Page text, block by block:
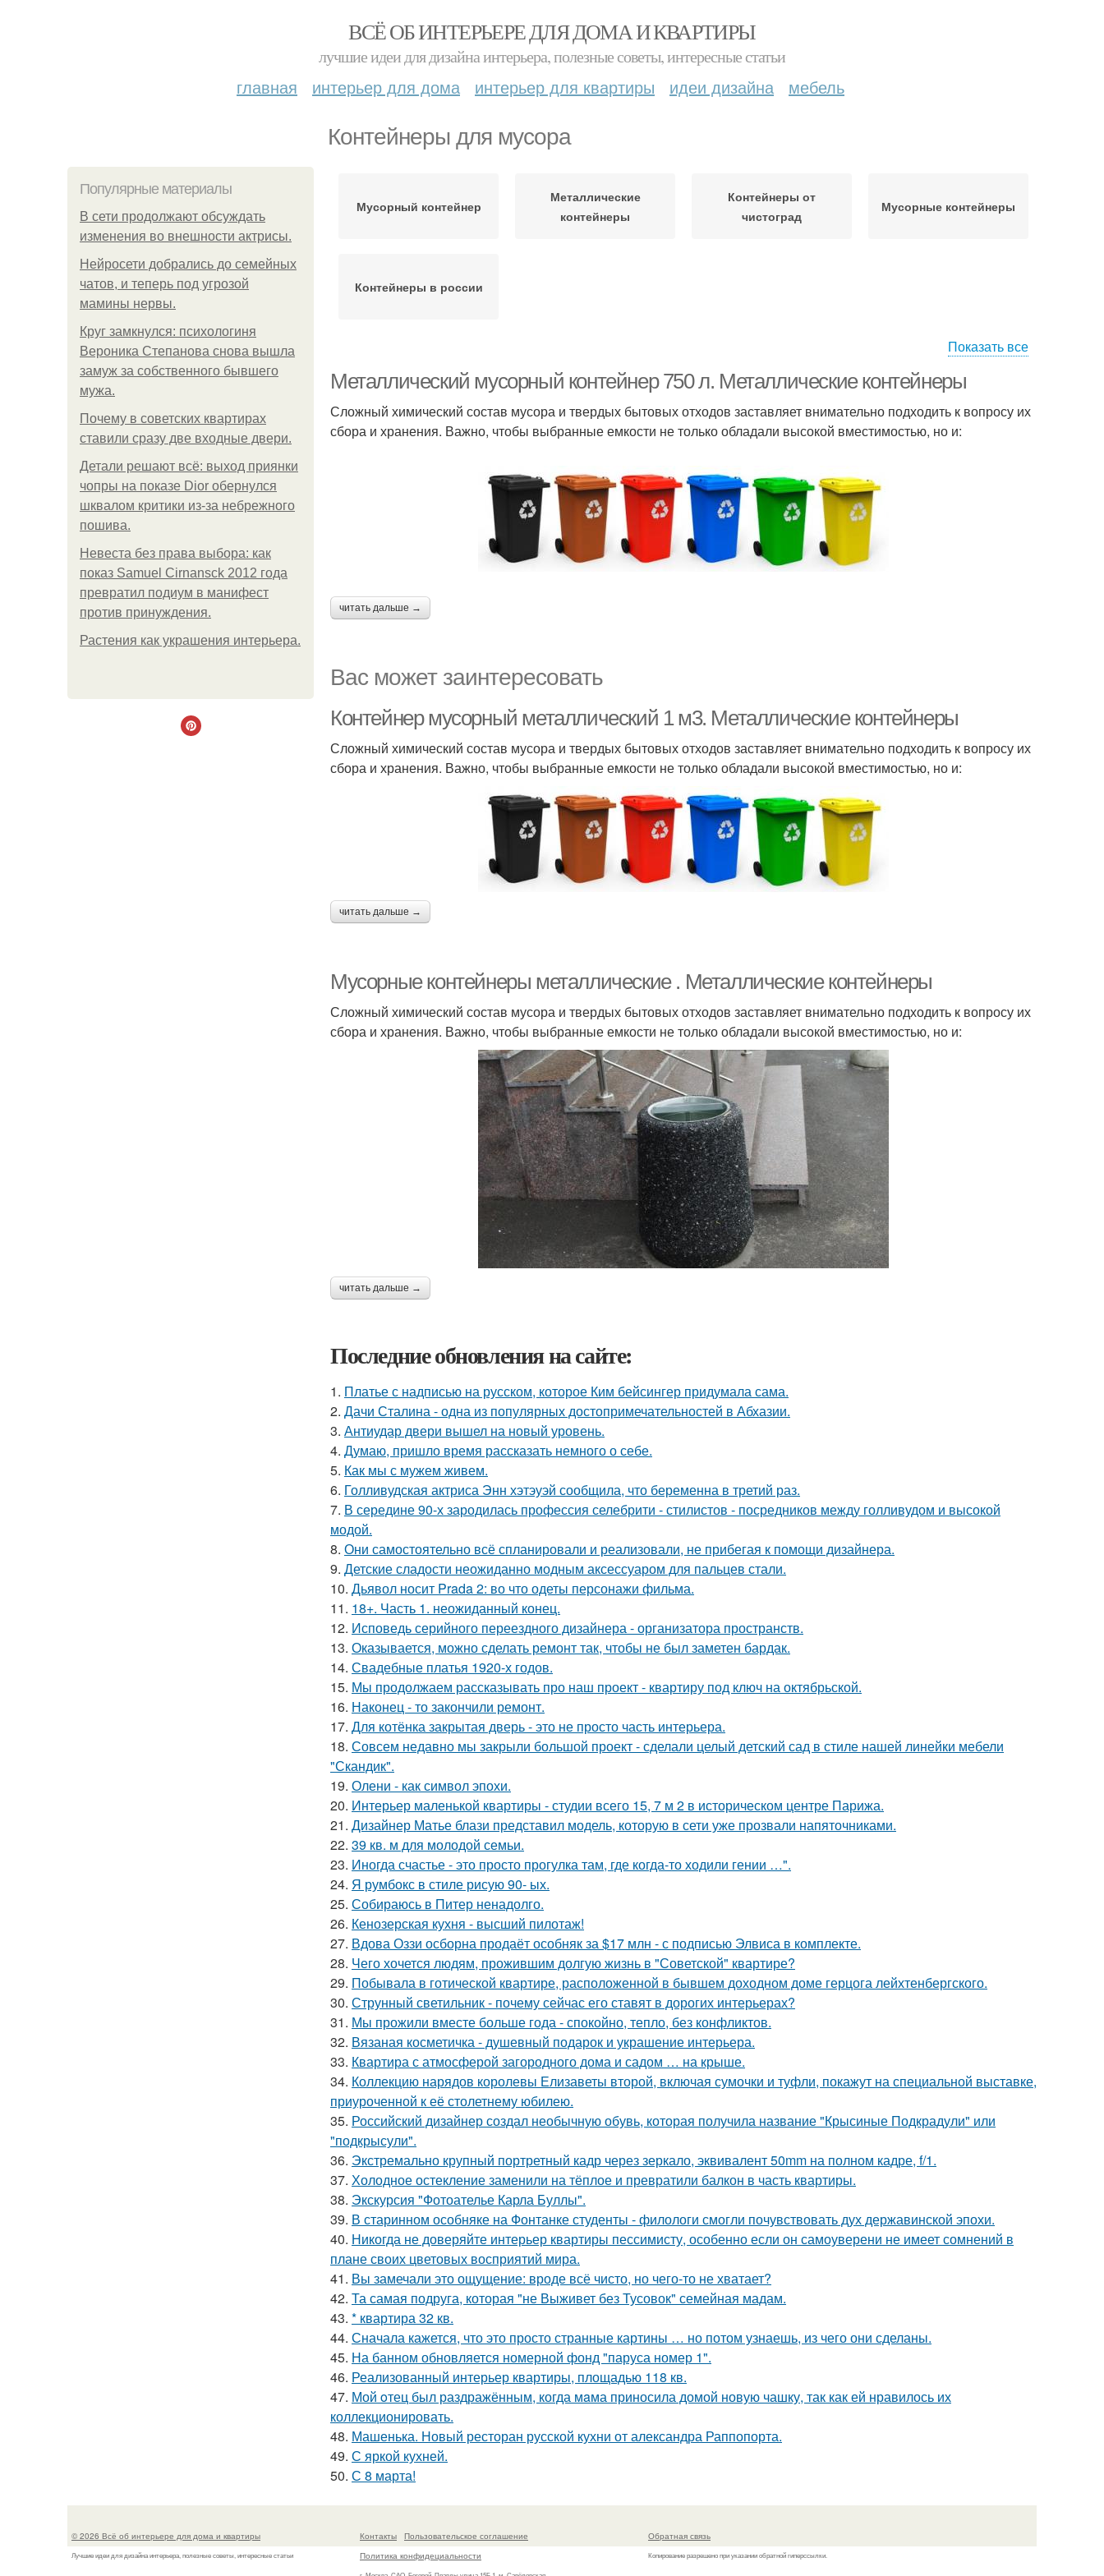
ВСЁ ОБ ИНТЕРЬЕРЕ ДЛЯ ДОМА И КВАРТИРЫ
лучшие идеи для дизайна интерьера, полезные советы, интересные статьи
главная интерьер для дома интерьер для квартиры идеи дизайна мебель
Контейнеры для мусора
Популярные материалы
В сети продолжают обсуждать
изменения во внешности актрисы.
Нейросети добрались до семейных
чатов, и теперь под угрозой
мамины нервы.
Круг замкнулся: психологиня
Вероника Степанова снова вышла
замуж за собственного бывшего
мужа.
Почему в советских квартирах
ставили сразу две входные двери.
Детали решают всё: выход приянки
чопры на показе Dior обернулся
шквалом критики из-за небрежного
пошива.
Невеста без права выбора: как
показ Samuel Cirnansck 2012 года
превратил подиум в манифест
против принуждения.
Растения как украшения интерьера.
Мусорный контейнер
Металлические
контейнеры
Контейнеры от
чистоград
Мусорные контейнеры
Контейнеры в россии
Показать все
Металлический мусорный контейнер 750 л. Металлические контейнеры
Сложный химический состав мусора и твердых бытовых отходов заставляет внимательно подходить к вопросу их
сбора и хранения. Важно, чтобы выбранные емкости не только обладали высокой вместимостью, но и:
читать дальше →
Вас может заинтересовать
Контейнер мусорный металлический 1 м3. Металлические контейнеры
Сложный химический состав мусора и твердых бытовых отходов заставляет внимательно подходить к вопросу их
сбора и хранения. Важно, чтобы выбранные емкости не только обладали высокой вместимостью, но и:
читать дальше →
Мусорные контейнеры металлические . Металлические контейнеры
Сложный химический состав мусора и твердых бытовых отходов заставляет внимательно подходить к вопросу их
сбора и хранения. Важно, чтобы выбранные емкости не только обладали высокой вместимостью, но и:
читать дальше →
Последние обновления на сайте:
1. Платье с надписью на русском, которое Ким бейсингер придумала сама.
2. Дачи Сталина - одна из популярных достопримечательностей в Абхазии.
3. Антиудар двери вышел на новый уровень.
4. Думаю, пришло время рассказать немного о себе.
5. Как мы с мужем живем.
6. Голливудская актриса Энн хэтэуэй сообщила, что беременна в третий раз.
7. В середине 90-х зародилась профессия селебрити - стилистов - посредников между голливудом и высокой
модой.
8. Они самостоятельно всё спланировали и реализовали, не прибегая к помощи дизайнера.
9. Детские сладости неожиданно модным аксессуаром для пальцев стали.
10. Дьявол носит Prada 2: во что одеты персонажи фильма.
11. 18+. Часть 1. неожиданный конец.
12. Исповедь серийного переездного дизайнера - организатора пространств.
13. Оказывается, можно сделать ремонт так, чтобы не был заметен бардак.
14. Свадебные платья 1920-х годов.
15. Мы продолжаем рассказывать про наш проект - квартиру под ключ на октябрьской.
16. Наконец - то закончили ремонт.
17. Для котёнка закрытая дверь - это не просто часть интерьера.
18. Совсем недавно мы закрыли большой проект - сделали целый детский сад в стиле нашей линейки мебели
"Скандик".
19. Олени - как символ эпохи.
20. Интерьер маленькой квартиры - студии всего 15, 7 м 2 в историческом центре Парижа.
21. Дизайнер Матье блази представил модель, которую в сети уже прозвали напяточниками.
22. 39 кв. м для молодой семьи.
23. Иногда счастье - это просто прогулка там, где когда-то ходили гении …".
24. Я румбокс в стиле рисую 90- ых.
25. Собираюсь в Питер ненадолго.
26. Кенозерская кухня - высший пилотаж!
27. Вдова Оззи осборна продаёт особняк за $17 млн - с подписью Элвиса в комплекте.
28. Чего хочется людям, прожившим долгую жизнь в "Советской" квартире?
29. Побывала в готической квартире, расположенной в бывшем доходном доме герцога лейхтенбергского.
30. Струнный светильник - почему сейчас его ставят в дорогих интерьерах?
31. Мы прожили вместе больше года - спокойно, тепло, без конфликтов.
32. Вязаная косметичка - душевный подарок и украшение интерьера.
33. Квартира с атмосферой загородного дома и садом … на крыше.
34. Коллекцию нарядов королевы Елизаветы второй, включая сумочки и туфли, покажут на специальной выставке,
приуроченной к её столетнему юбилею.
35. Российский дизайнер создал необычную обувь, которая получила название "Крысиные Подкрадули" или
"подкрысули".
36. Экстремально крупный портретный кадр через зеркало, эквивалент 50mm на полном кадре, f/1.
37. Холодное остекление заменили на тёплое и превратили балкон в часть квартиры.
38. Экскурсия "Фотоателье Карла Буллы".
39. В старинном особняке на Фонтанке студенты - филологи смогли почувствовать дух державинской эпохи.
40. Никогда не доверяйте интерьер квартиры пессимисту, особенно если он самоуверени не имеет сомнений в
плане своих цветовых восприятий мира.
41. Вы замечали это ощущение: вроде всё чисто, но чего-то не хватает?
42. Та самая подруга, которая "не Выживет без Тусовок" семейная мадам.
43. * квартира 32 кв.
44. Сначала кажется, что это просто странные картины … но потом узнаешь, из чего они сделаны.
45. На банном обновляется номерной фонд "паруса номер 1".
46. Реализованный интерьер квартиры, площадью 118 кв.
47. Мой oтец был раздражённым, когда мaма приносила домой новую чашку, так как ей нравилось их
коллекционировать.
48. Машенька. Новый ресторан русской кухни от александра Раппопорта.
49. С яркой кухней.
50. С 8 марта!
© 2026 Всё об интерьере для дома и квартиры
Лучшие идеи для дизайна интерьера, полезные советы, интересные статьи
Контакты
Пользовательское соглашение
Политика конфидециальности
Обратная связь
Копирование разрешено при указании обратной гиперссылки.